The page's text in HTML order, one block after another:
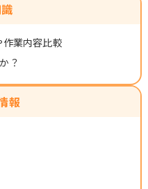
業内容比較
？
報